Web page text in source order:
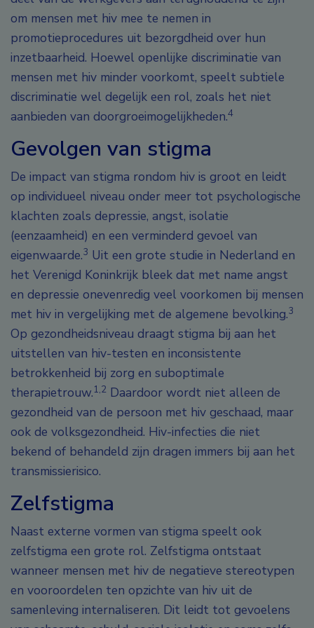
om mensen met hiv mee te nemen in
promotieprocedures uit bezorgdheid over hun
inzetbaarheid. Hoewel openlijke discriminatie van
mensen met hiv minder voorkomt, speelt subtiele
discriminatie wel degelijk een rol, zoals het niet
aanbieden van doorgroeimogelijkheden.4
Gevolgen van stigma
De impact van stigma rondom hiv is groot en leidt
op individueel niveau onder meer tot psychologische
klachten zoals depressie, angst, isolatie
(eenzaamheid) en een verminderd gevoel van
eigenwaarde.3 Uit een grote studie in Nederland en
het Verenigd Koninkrijk bleek dat met name angst
en depressie onevenredig veel voorkomen bij mensen
met hiv in vergelijking met de algemene bevolking.3
Op gezondheidsniveau draagt stigma bij aan het
uitstellen van hiv-testen en inconsistente
betrokkenheid bij zorg en suboptimale
therapietrouw.1,2 Daardoor wordt niet alleen de
gezondheid van de persoon met hiv geschaad, maar
ook de volksgezondheid. Hiv-infecties die niet
bekend of behandeld zijn dragen immers bij aan het
transmissierisico.
Zelfstigma
Naast externe vormen van stigma speelt ook
zelfstigma een grote rol. Zelfstigma ontstaat
wanneer mensen met hiv de negatieve stereotypen
en vooroordelen ten opzichte van hiv uit de
samenleving internaliseren. Dit leidt tot gevoelens